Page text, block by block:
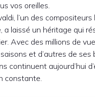
vos oreilles.
l’un des
a laissé un héritage qui
Avec des millions de
et d’autres de ses
continuent aujourd’hui
constante.